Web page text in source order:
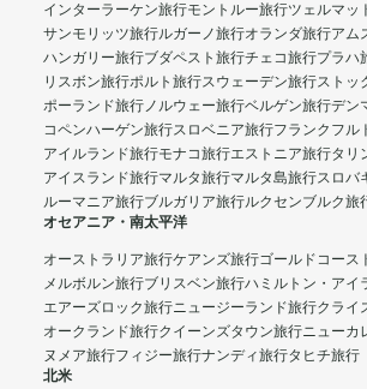
インターラーケン旅行モントルー旅行ツェルマッ
サンモリッツ旅行ルガーノ旅行オランダ旅行アム
ハンガリー旅行ブダペスト旅行チェコ旅行プラハ
リスボン旅行ポルト旅行スウェーデン旅行ストッ
ポーランド旅行ノルウェー旅行ベルゲン旅行デン
コペンハーゲン旅行スロベニア旅行フランクフル
アイルランド旅行モナコ旅行エストニア旅行タリ
アイスランド旅行マルタ旅行マルタ島旅行スロバ
ルーマニア旅行ブルガリア旅行ルクセンブルク旅
オセアニア・南太平洋
オーストラリア旅行ケアンズ旅行ゴールドコース
メルボルン旅行ブリスベン旅行ハミルトン・アイ
エアーズロック旅行ニュージーランド旅行クライ
オークランド旅行クイーンズタウン旅行ニューカ
ヌメア旅行フィジー旅行ナンディ旅行タヒチ旅行
北米